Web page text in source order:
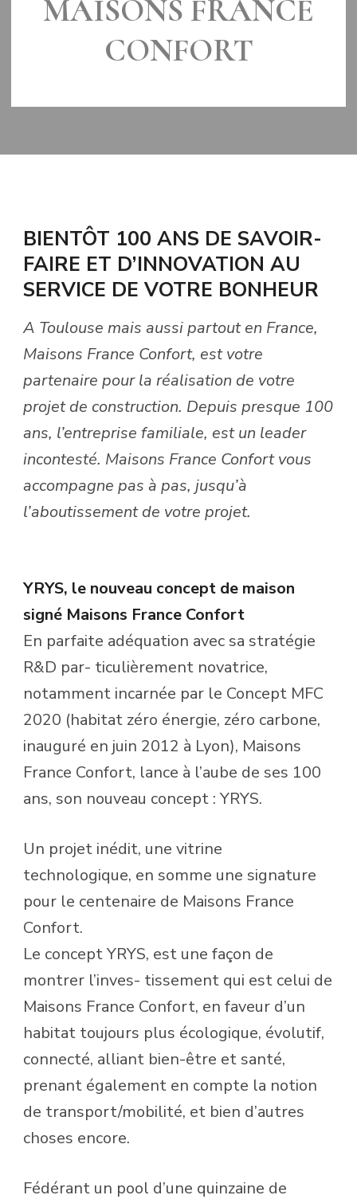
MAISONS FRANCE
CONFORT
BIENTÔT 100 ANS DE SAVOIR-
FAIRE ET D’INNOVATION AU
SERVICE DE VOTRE BONHEUR
A Toulouse mais aussi partout en France,
Maisons France Confort, est votre
partenaire pour la réalisation de votre
projet de construction. Depuis presque 100
ans, l’entreprise familiale, est un leader
incontesté. Maisons France Confort vous
accompagne pas à pas, jusqu’à
l’aboutissement de votre projet.
YRYS, le nouveau concept de maison
signé Maisons France Confort
En parfaite adéquation avec sa stratégie
R&D par- ticulièrement novatrice,
notamment incarnée par le Concept MFC
2020 (habitat zéro énergie, zéro carbone,
inauguré en juin 2012 à Lyon), Maisons
France Confort, lance à l’aube de ses 100
ans, son nouveau concept : YRYS.
Un projet inédit, une vitrine
technologique, en somme une signature
pour le centenaire de Maisons France
Confort.
Le concept YRYS, est une façon de
montrer l’inves- tissement qui est celui de
Maisons France Confort, en faveur d’un
habitat toujours plus écologique, évolutif,
connecté, alliant bien-être et santé,
prenant également en compte la notion
de transport/mobilité, et bien d’autres
choses encore.
Fédérant un pool d’une quinzaine de